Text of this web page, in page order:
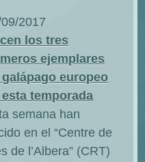
2017
los tres
ejemplares
galápago europeo
esta temporada
semana han
en el “Centre de
de l’Albera” (CRT)